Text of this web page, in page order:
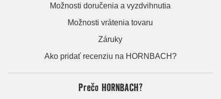
Možnosti doručenia a vyzdvihnutia
Možnosti vrátenia tovaru
Záruky
Ako pridať recenziu na HORNBACH?
Prečo HORNBACH?